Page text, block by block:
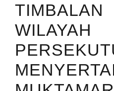
WILAYAH